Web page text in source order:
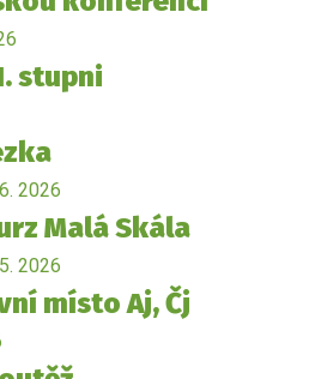
stupni
2026
Malá Skála
2026
místo Aj, Čj